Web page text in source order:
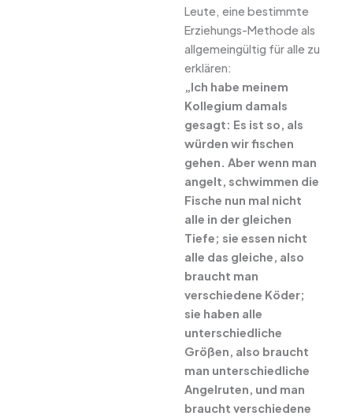
Leute, eine bestimmte
Erziehungs-Methode als
allgemeingültig für alle zu
erklären:
„Ich habe meinem
Kollegium damals
gesagt: Es ist so, als
würden wir fischen
gehen. Aber wenn man
angelt, schwimmen die
Fische nun mal nicht
alle in der gleichen
Tiefe; sie essen nicht
alle das gleiche, also
braucht man
verschiedene Köder;
sie haben alle
unterschiedliche
Größen, also braucht
man unterschiedliche
Angelruten, und man
braucht verschiedene